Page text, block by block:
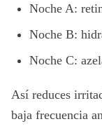
Noche A:
Noche B:
Noche C:
Así reduces
baja frecuencia